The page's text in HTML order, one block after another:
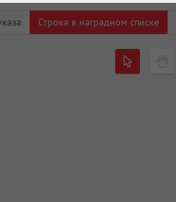
Строка в наградном списке